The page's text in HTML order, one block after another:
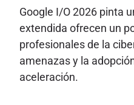
Google I/O 2026 pinta
extendida ofrecen un
profesionales de la
amenazas y la
aceleración.